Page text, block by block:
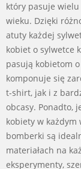
który pasuje
wieku. Dzięki
atuty każdej
kobiet o sylwetce
pasują kobietom
komponuje się
t-shirt, jak i z
obcasy. Ponadto,
kobiety w każdym
bomberki są
materiałach na
eksperymenty,